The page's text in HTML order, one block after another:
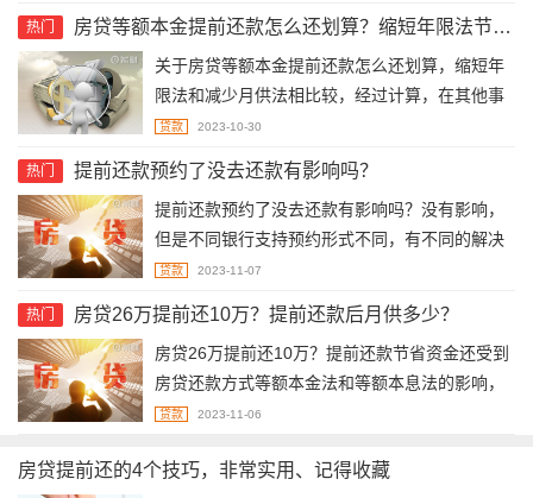
热门 房贷等额本金提前还款怎么还划算？缩短年限法节省利息更多
关于房贷等额本金提前还款怎么还划算，缩短年
限法和减少月供法相比较，经过计算，在其他事
条件相同的情况下，缩短年限法节省的利息要高
贷款 2023-10-30
热门 提前还款预约了没去还款有影响吗？
提前还款预约了没去还款有影响吗？没有影响，
但是不同银行支持预约形式不同，有不同的解决
办法。
贷款 2023-11-07
热门 房贷26万提前还10万？提前还款后月供多少？
房贷26万提前还10万？提前还款节省资金还受到
房贷还款方式等额本金法和等额本息法的影响，
提前还款后每月月供由剩余本金决定，两种不同
同。
贷款 2023-11-06
房贷提前还的4个技巧，非常实用、记得收藏